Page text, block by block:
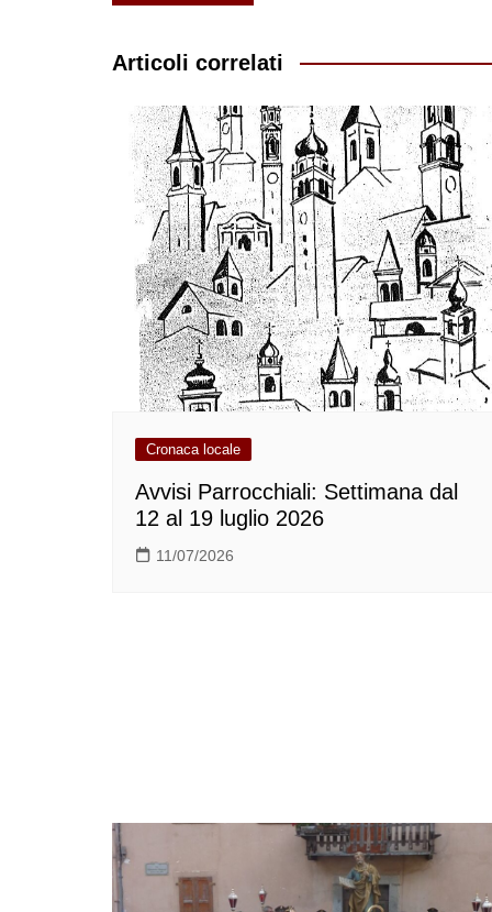
articoli
Articoli correlati
Cronaca locale
Avvisi Parrocchiali: Settimana dal
12 al 19 luglio 2026
11/07/2026